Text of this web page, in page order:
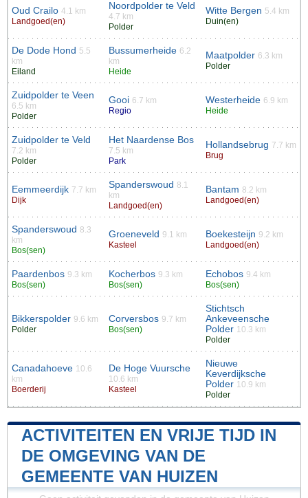
Oud Crailo 4.1 km
Landgoed(en)
Noordpolder te Veld
4.7 km
Polder
Witte Bergen 5.4 km
Duin(en)
De Dode Hond 5.5
km
Eiland
Bussumerheide 6.2
km
Heide
Maatpolder 6.3 km
Polder
Zuidpolder te Veen
6.5 km
Polder
Gooi 6.7 km
Regio
Westerheide 6.9 km
Heide
Zuidpolder te Veld
7.2 km
Polder
Het Naardense Bos
7.5 km
Park
Hollandsebrug 7.7 km
Brug
Eemmeerdijk 7.7 km
Dijk
Spanderswoud 8.1
km
Landgoed(en)
Bantam 8.2 km
Landgoed(en)
Spanderswoud 8.3
km
Bos(sen)
Groeneveld 9.1 km
Kasteel
Boekesteijn 9.2 km
Landgoed(en)
Paardenbos 9.3 km
Bos(sen)
Kocherbos 9.3 km
Bos(sen)
Echobos 9.4 km
Bos(sen)
Bikkerspolder 9.6 km
Polder
Corversbos 9.7 km
Bos(sen)
Stichtsch
Ankeveensche
Polder 10.3 km
Polder
Canadahoeve 10.6
km
Boerderij
De Hoge Vuursche
10.6 km
Kasteel
Nieuwe
Keverdijksche
Polder 10.9 km
Polder
ACTIVITEITEN EN VRIJE TIJD IN
DE OMGEVING VAN DE
GEMEENTE VAN HUIZEN